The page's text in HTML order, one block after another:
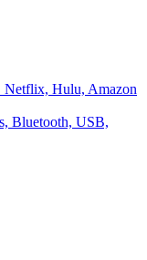
Netflix, Hulu, Amazon
Bluetooth, USB,